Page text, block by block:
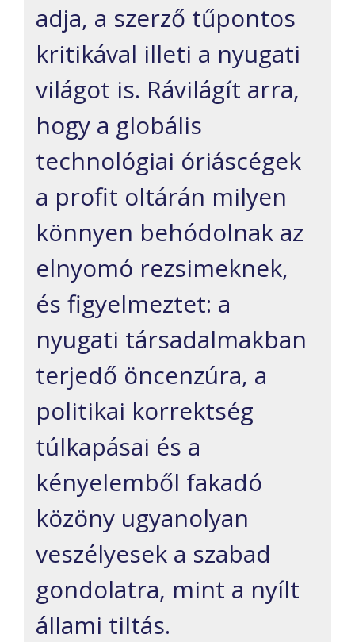
adja, a szerző tűpontos
kritikával illeti a nyugati
világot is. Rávilágít arra,
hogy a globális
technológiai óriáscégek
a profit oltárán milyen
könnyen behódolnak az
elnyomó rezsimeknek,
és figyelmeztet: a
nyugati társadalmakban
terjedő öncenzúra, a
politikai korrektség
túlkapásai és a
kényelemből fakadó
közöny ugyanolyan
veszélyesek a szabad
gondolatra, mint a nyílt
állami tiltás.